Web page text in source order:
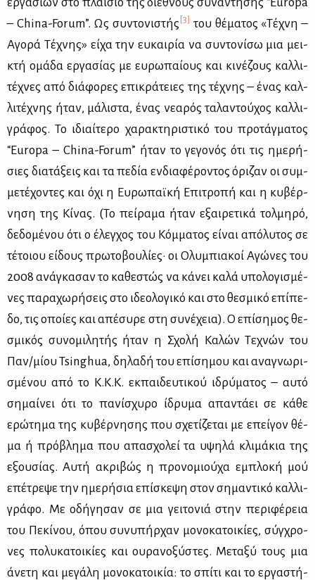
– China-Forum”. Ως συ­ντο­νι­στής [3] του θέ­μα­τος «Τέ­χνη –
Αγο­ρά Τέ­χνης» εί­χα την ευ­και­ρία να συ­ντο­νί­σω μια μει­
κτή ομά­δα ερ­γα­σί­ας με ευ­ρω­παί­ους και κι­νέ­ζους καλ­λι­
τέ­χνες από διά­φο­ρες επι­κρά­τειες της τέ­χνης – ένας καλ­
λι­τέ­χνης ήταν, μά­λι­στα, ένας νε­α­ρός τα­λα­ντού­χος καλ­λι­
γρά­φος. Το ιδιαί­τε­ρο χα­ρα­κτη­ρι­στι­κό του προ­τάγ­μα­τος
“Europa – China-Forum” ήταν το γε­γο­νός ότι τις ημε­ρή­
σιες δια­τά­ξεις και τα πε­δία εν­δια­φέ­ρο­ντος όρι­ζαν οι συμ­
με­τέ­χο­ντες και όχι η Ευ­ρω­παϊ­κή Επι­τρο­πή και η κυ­βέρ­
νη­ση της Κί­νας. (Το πεί­ρα­μα ήταν εξαι­ρε­τι­κά τολ­μη­ρό,
δε­δο­μέ­νου ότι ο έλεγ­χος του Κόμ­μα­τος εί­ναι από­λυ­τος σε
τέ­τοιου εί­δους πρω­το­βου­λί­ες· οι Ολυ­μπια­κοί Αγώ­νες του
2008 ανά­γκα­σαν το κα­θε­στώς να κά­νει κα­λά υπο­λο­γι­σμέ­
νες πα­ρα­χω­ρή­σεις στο ιδε­ο­λο­γι­κό και στο θε­σμι­κό επί­πε­
δο, τις οποί­ες και απέ­συ­ρε στη συ­νέ­χεια). Ο επί­ση­μος θε­
σμι­κός συ­νο­μι­λη­τής ήταν η Σχο­λή Κα­λών Τε­χνών του
Παν/μί­ου Tsinghua, δη­λα­δή του επί­ση­μου και ανα­γνω­ρι­
σμέ­νου από το Κ.Κ.Κ. εκ­παι­δευ­τι­κού ιδρύ­μα­τος – αυ­τό
ση­μαί­νει ότι το πα­νί­σχυ­ρο ίδρυ­μα απα­ντά­ει σε κά­θε
ερώ­τη­μα της κυ­βέρ­νη­σης που σχε­τί­ζε­ται με επεί­γον θέ­
μα ή πρό­βλη­μα που απα­σχο­λεί τα υψη­λά κλι­μά­κια της
εξου­σί­ας. Αυ­τή ακρι­βώς η προ­νο­μιού­χα εμπλο­κή μού
επέ­τρε­ψε την ημε­ρή­σια επί­σκε­ψη στον ση­μα­ντι­κό καλ­λι­
γρά­φο. Με οδή­γη­σαν σε μια γει­το­νιά στην πε­ρι­φέ­ρεια
του Πε­κί­νου, όπου συ­νυ­πήρ­χαν μο­νο­κα­τοι­κί­ες, σύγ­χρο­
νες πο­λυ­κα­τοι­κί­ες και ου­ρα­νο­ξύ­στες. Με­τα­ξύ τους μια
άνε­τη και με­γά­λη μο­νο­κα­τοι­κία: το σπί­τι και το ερ­γα­στή­